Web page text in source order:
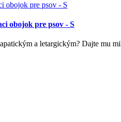
obojok pre psov - S
a letargickým? Dajte mu